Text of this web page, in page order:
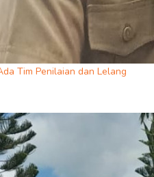
Tim Penilaian dan Lelang